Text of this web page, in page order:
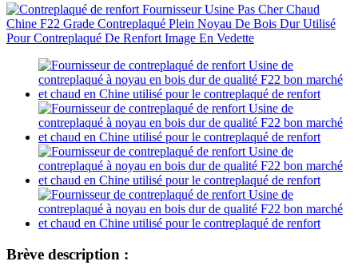
Brève description :